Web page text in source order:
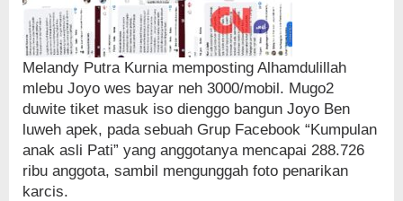
Melandy Putra Kurnia memposting Alhamdulillah
mlebu Joyo wes bayar neh 3000/mobil. Mugo2
duwite tiket masuk iso dienggo bangun Joyo Ben
luweh apek, pada sebuah Grup Facebook “Kumpulan
anak asli Pati” yang anggotanya mencapai 288.726
ribu anggota, sambil mengunggah foto penarikan
karcis.